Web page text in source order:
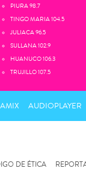
PIURA 98.7
TINGO MARIA 104.5
JULIACA 96.5
SULLANA 102.9
HUANUCO 106.3
TRUJILLO 107.5
AUDIOPLAYER
DE ÉTICA